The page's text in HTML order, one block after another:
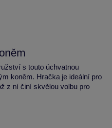
s touto úchvatnou
koněm. Hračka je ideální pro
z ní činí skvělou volbu pro